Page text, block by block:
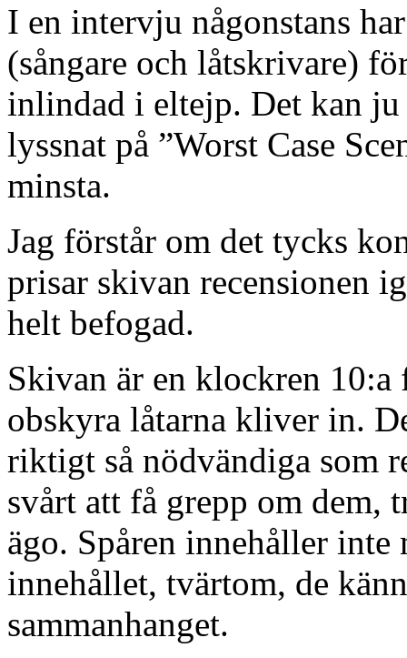
I en intervju någonstans
(sångare och låtskrivare)
inlindad i eltejp. Det kan ju
lyssnat på ”Worst Case
minsta.
Jag förstår om det tycks
prisar skivan recensionen
helt befogad.
Skivan är en klockren
obskyra låtarna kliver in.
riktigt så nödvändiga som
svårt att få grepp om dem,
ägo. Spåren innehåller inte
innehållet, tvärtom, de
sammanhanget.